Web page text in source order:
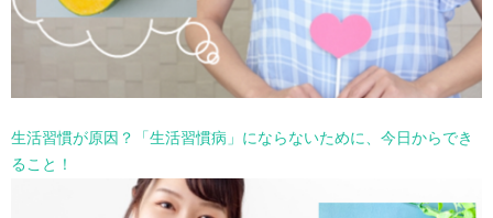
生活習慣が原因？「生活習慣病」にならないために、今日からでき
ること！